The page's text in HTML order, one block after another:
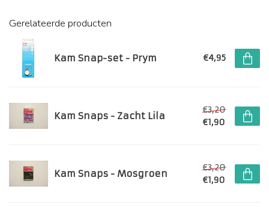
Gerelateerde producten
Kam Snap-set - Prym €4,95
Kam Snaps - Zacht Lila
€3,20
€1,90
Kam Snaps - Mosgroen
€3,20
€1,90